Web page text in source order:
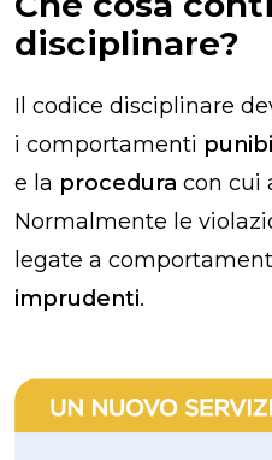
disciplinare?
Il codice disciplinare
i comportamenti
e la procedura con cui
Normalmente le
legate a
imprudenti.